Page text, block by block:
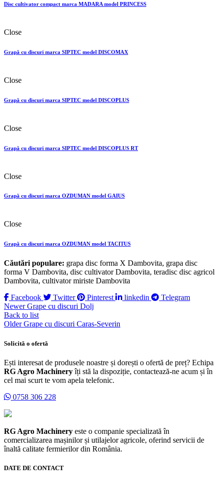
Disc cultivator compact marca MADARA model PRINCESS
Close
Grapă cu discuri marca SIPTEC model DISCOMAX
Close
Grapă cu discuri marca SIPTEC model DISCOPLUS
Close
Grapă cu discuri marca SIPTEC model DISCOPLUS RT
Close
Grapă cu discuri marca OZDUMAN model GAIUS
Close
Grapă cu discuri marca OZDUMAN model TACITUS
Căutări populare: grapa disc forma X Dambovita, grapa disc
forma V Dambovita, disc cultivator Dambovita, teradisc disc agricol
Dambovita, cultivator miriste Dambovita
Facebook
Twitter Pinterest linkedin
Telegram
Newer Grape cu discuri Dolj
Back to list
Older Grape cu discuri Caras-Severin
Solicită o ofertă
Ești interesat de produsele noastre și dorești o ofertă de preț? Echipa
RG Agro Machineryîți stă la dispoziție, contactează-ne acum și în
cel mai scurt te vom apela telefonic.
0758 306 228
RG Agro Machinery este o companie specializată în
comercializarea mașinilor și utilajelor agricole, oferind servicii de
înaltă calitate fermierilor din România.
DATE DE CONTACT